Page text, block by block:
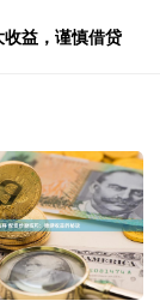
益，谨慎借贷